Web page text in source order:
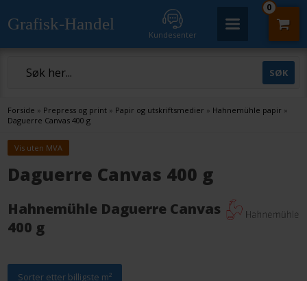
Grafisk-Handel
Kundesenter
0
Forside » Prepress og print » Papir og utskriftsmedier » Hahnemühle papir »
Daguerre Canvas 400 g
Vis uten MVA
Daguerre Canvas 400 g
Hahnemühle Daguerre Canvas
400 g
Sorter etter billigste m²